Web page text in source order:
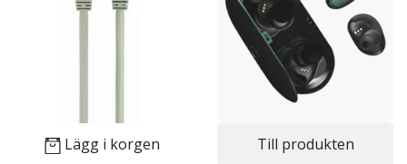
Lägg i korgen Till produkten